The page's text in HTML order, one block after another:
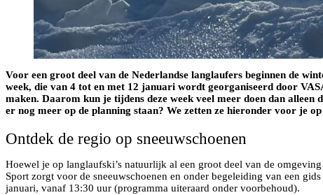
Voor een groot deel van de Nederlandse langlaufers beginnen de
week, die van 4 tot en met 12 januari wordt georganiseerd door
maken. Daarom kun je tijdens deze week veel meer doen dan
er nog meer op de planning staan? We zetten ze hieronder voor je
Ontdek de regio op sneeuwschoenen
Hoewel je op langlaufski’s natuurlijk al een groot deel van de
Sport zorgt voor de sneeuwschoenen en onder begeleiding van een
januari, vanaf 13:30 uur (programma uiteraard onder voorbehoud).